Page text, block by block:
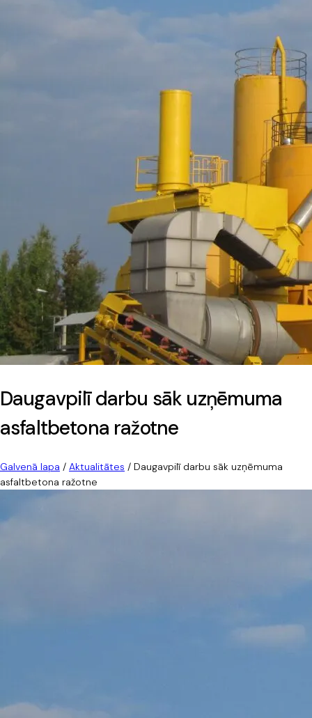
Daugavpilī darbu sāk uzņēmuma
asfaltbetona ražotne
Galvenā lapa / Aktualitātes / Daugavpilī darbu sāk uzņēmuma
asfaltbetona ražotne